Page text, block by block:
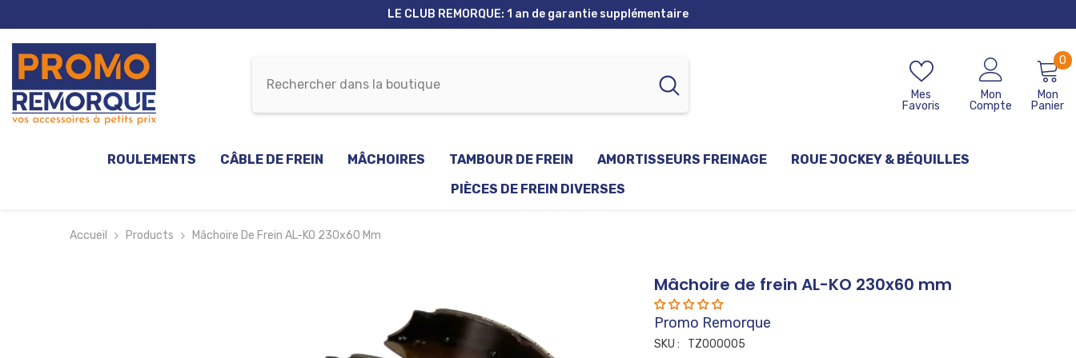
LE CLUB REMORQUE: Points et réductions
Mes
Favoris
Mon
Compte
Mon
Panier
0 0
ROULEMENTS CÂBLE DE FREIN MÂCHOIRES TAMBOUR DE FREIN AMORTISSEURS FREINAGE
ROUE JOCKEY & BÉQUILLES
PIÈCES DE FREIN DIVERSES
Accueil Products Mâchoire De Frein AL-KO 230x60 Mm
Mâchoire de frein AL-KO 230x60 mm
Promo Remorque
SKU : TZ000005